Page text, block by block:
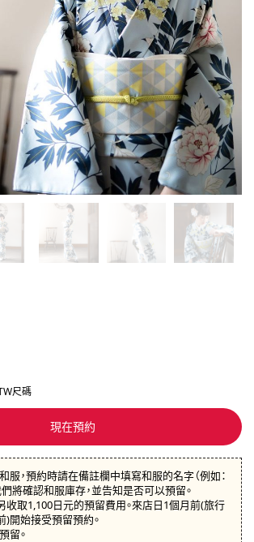
尺碼
現在預約
，預約時請在備註欄中填寫和服的名字（例如：
將確認和服庫存，並告知是否可以預留。
收取1,100日元的預留費用。來店日1個月前(旅行
開始接受預留預約。
留。